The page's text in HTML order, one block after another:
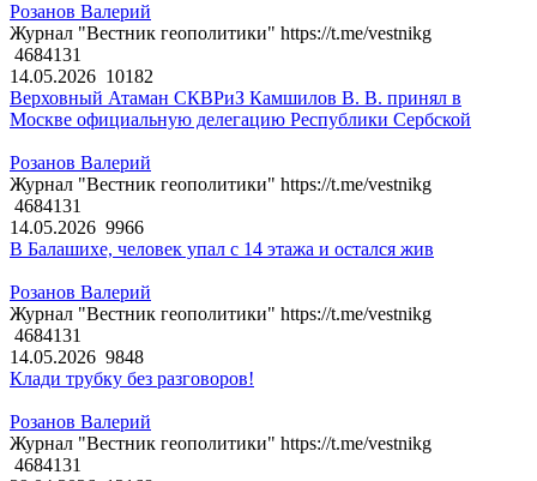
Розанов Валерий
Журнал "Вестник геополитики" https://t.me/vestnikg
4684131
14.05.2026 10182
Верховный Атаман СКВРиЗ Камшилов В. В. принял в
Москве официальную делегацию Республики Сербской
Розанов Валерий
Журнал "Вестник геополитики" https://t.me/vestnikg
4684131
14.05.2026 9966
В Балашихе, человек упал с 14 этажа и остался жив
Розанов Валерий
Журнал "Вестник геополитики" https://t.me/vestnikg
4684131
14.05.2026 9848
Клади трубку без разговоров!
Розанов Валерий
Журнал "Вестник геополитики" https://t.me/vestnikg
4684131